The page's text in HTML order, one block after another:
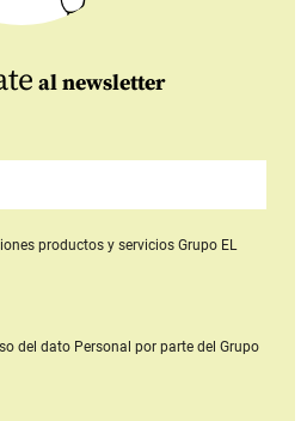
al newsletter
productos y serviciosGrupo EL
del dato Personal por parte del Grupo